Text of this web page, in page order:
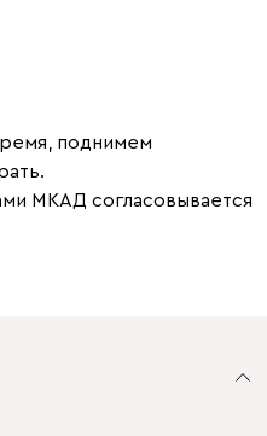
поднимем
МКАД согласовывается